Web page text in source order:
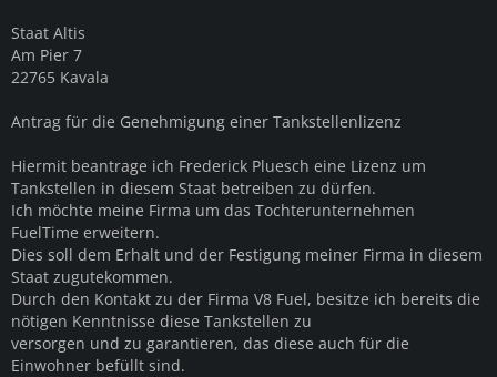
Staat Altis
Am Pier 7
22765 Kavala
Antrag für die Genehmigung einer Tankstellenlizenz
Hiermit beantrage ich Frederick Pluesch eine Lizenz um
Tankstellen in diesem Staat betreiben zu dürfen.
Ich möchte meine Firma um das Tochterunternehmen
FuelTime erweitern.
Dies soll dem Erhalt und der Festigung meiner Firma in diesem
Staat zugutekommen.
Durch den Kontakt zu der Firma V8 Fuel, besitze ich bereits die
nötigen Kenntnisse diese Tankstellen zu
versorgen und zu garantieren, das diese auch für die
Einwohner befüllt sind.